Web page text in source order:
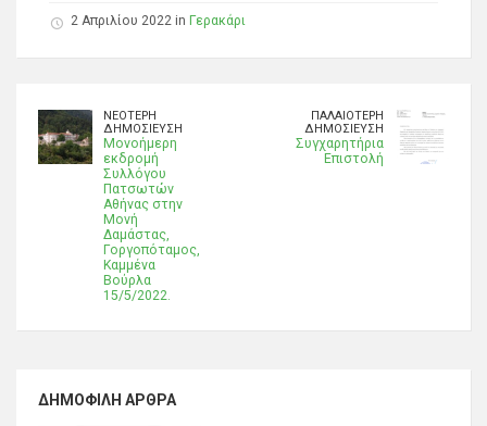
2 Απριλίου 2022 in Γερακάρι
ΝΕΌΤΕΡΗ
ΔΗΜΟΣΊΕΥΣΗ
Μονοήμερη
εκδρομή
Συλλόγου
Πατσωτών
Αθήνας στην
Μονή
Δαμάστας,
Γοργοπόταμος,
Καμμένα
Βούρλα
15/5/2022.
ΠΑΛΑΙΌΤΕΡΗ
ΔΗΜΟΣΊΕΥΣΗ
Συγχαρητήρια
Επιστολή
ΔΗΜΟΦΙΛΉ ΆΡΘΡΑ